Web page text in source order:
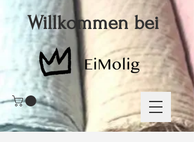
Willkommen bei